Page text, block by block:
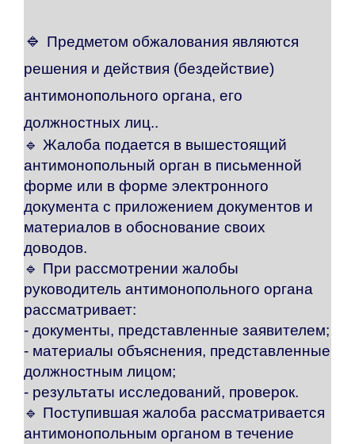
🔹 Предметом обжалования являются
решения и действия (бездействие)
антимонопольного органа, его
должностных лиц..
🔹 Жалоба подается в вышестоящий
антимонопольный орган в письменной
форме или в форме электронного
документа с приложением документов и
материалов в обоснование своих
доводов.
🔹 При рассмотрении жалобы
руководитель антимонопольного органа
рассматривает:
- документы, представленные заявителем;
- материалы объяснения, представленные
должностным лицом;
- результаты исследований, проверок.
🔹 Поступившая жалоба рассматривается
антимонопольным органом в течение